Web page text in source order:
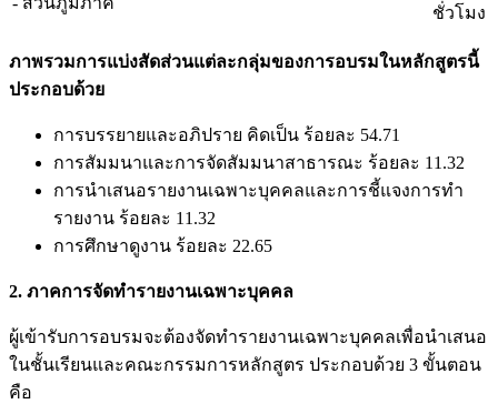
ชั่วโมง
ภาพรวมการแบ่งสัดส่วนแต่ละกลุ่มของการอบรมในหลักสูตรนี้
ประกอบด้วย
การบรรยายและอภิปราย คิดเป็น ร้อยละ 54.71
การสัมมนาและการจัดสัมมนาสาธารณะ ร้อยละ 11.32
การนำเสนอรายงานเฉพาะบุคคลและการชี้แจงการทำ
รายงาน ร้อยละ 11.32
การศึกษาดูงาน ร้อยละ 22.65
2. ภาคการจัดทำรายงานเฉพาะบุคคล
ผู้เข้ารับการอบรมจะต้องจัดทำรายงานเฉพาะบุคคลเพื่อนำเสนอ
ในชั้นเรียนและคณะกรรมการหลักสูตร ประกอบด้วย 3 ขั้นตอน
คือ